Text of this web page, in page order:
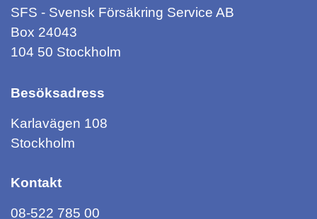
SFS - Svensk Försäkring Service AB
Box 24043
104 50 Stockholm
Besöksadress
Karlavägen 108
Stockholm
Kontakt
08-522 785 00